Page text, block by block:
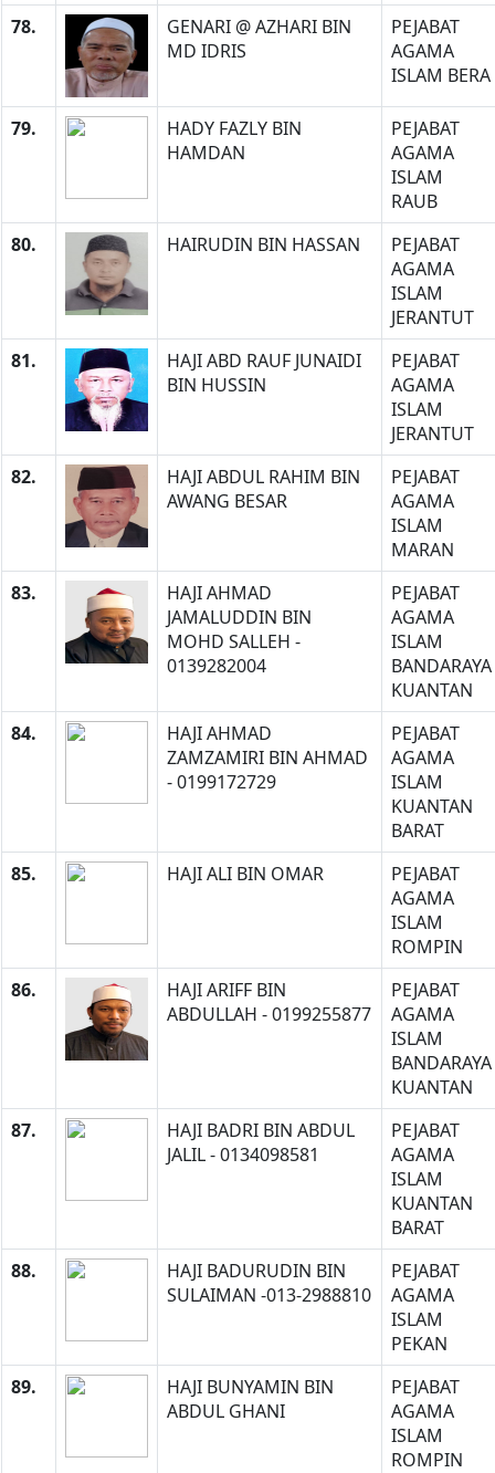
78.
GENARI @ AZHARI BIN
MD IDRIS
PEJABAT
AGAMA
ISLAM BERA
79.
HADY FAZLY BIN
HAMDAN
PEJABAT
AGAMA
ISLAM
RAUB
80.
HAIRUDIN BIN HASSAN
PEJABAT
AGAMA
ISLAM
JERANTUT
81.
HAJI ABD RAUF JUNAIDI
BIN HUSSIN
PEJABAT
AGAMA
ISLAM
JERANTUT
82.
HAJI ABDUL RAHIM BIN
AWANG BESAR
PEJABAT
AGAMA
ISLAM
MARAN
83.
HAJI AHMAD
JAMALUDDIN BIN
MOHD SALLEH -
0139282004
PEJABAT
AGAMA
ISLAM
BANDARAYA
KUANTAN
84.
HAJI AHMAD
ZAMZAMIRI BIN AHMAD
- 0199172729
PEJABAT
AGAMA
ISLAM
KUANTAN
BARAT
85.
HAJI ALI BIN OMAR
PEJABAT
AGAMA
ISLAM
ROMPIN
86.
HAJI ARIFF BIN
ABDULLAH - 0199255877
PEJABAT
AGAMA
ISLAM
BANDARAYA
KUANTAN
87.
HAJI BADRI BIN ABDUL
JALIL - 0134098581
PEJABAT
AGAMA
ISLAM
KUANTAN
BARAT
88.
HAJI BADURUDIN BIN
SULAIMAN -013-2988810
PEJABAT
AGAMA
ISLAM
PEKAN
89.
HAJI BUNYAMIN BIN
ABDUL GHANI
PEJABAT
AGAMA
ISLAM
ROMPIN